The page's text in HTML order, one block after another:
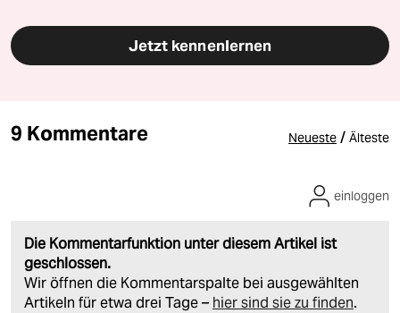
Jetzt kennenlernen
9 Kommentare Neueste / Älteste
Die Kommentarfunktion unter diesem Artikel ist
geschlossen.
Wir öffnen die Kommentarspalte bei ausgewählten
Artikeln für etwa drei Tage – hier sind sie zu finden.
einloggen